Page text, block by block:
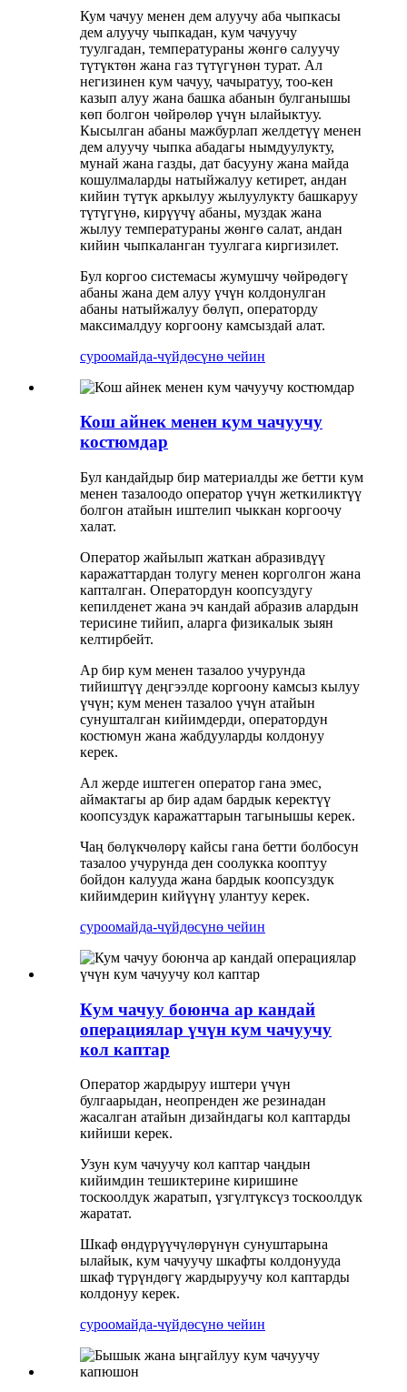
Кум чачуу менен дем алуучу аба чыпкасы
дем алуучу чыпкадан, кум чачуучу
туулгадан, температураны жөнгө салуучу
түтүктөн жана газ түтүгүнөн турат. Ал
негизинен кум чачуу, чачыратуу, тоо-кен
казып алуу жана башка абанын булганышы
көп болгон чөйрөлөр үчүн ылайыктуу.
Кысылган абаны мажбурлап желдетүү менен
дем алуучу чыпка абадагы нымдуулукту,
мунай жана газды, дат басууну жана майда
кошулмаларды натыйжалуу кетирет, андан
кийин түтүк аркылуу жылуулукту башкаруу
түтүгүнө, кирүүчү абаны, муздак жана
жылуу температураны жөнгө салат, андан
кийин чыпкаланган туулгага киргизилет.
Бул коргоо системасы жумушчу чөйрөдөгү
абаны жана дем алуу үчүн колдонулган
абаны натыйжалуу бөлүп, операторду
максималдуу коргоону камсыздай алат.
суроомайда-чүйдөсүнө чейин
Кош айнек менен кум чачуучу
костюмдар
Бул кандайдыр бир материалды же бетти кум
менен тазалоодо оператор үчүн жеткиликтүү
болгон атайын иштелип чыккан коргоочу
халат.
Оператор жайылып жаткан абразивдүү
каражаттардан толугу менен корголгон жана
капталган. Оператордун коопсуздугу
кепилденет жана эч кандай абразив алардын
терисине тийип, аларга физикалык зыян
келтирбейт.
Ар бир кум менен тазалоо учурунда
тийиштүү деңгээлде коргоону камсыз кылуу
үчүн; кум менен тазалоо үчүн атайын
сунушталган кийимдерди, оператордун
костюмун жана жабдууларды колдонуу
керек.
Ал жерде иштеген оператор гана эмес,
аймактагы ар бир адам бардык керектүү
коопсуздук каражаттарын тагынышы керек.
Чаң бөлүкчөлөрү кайсы гана бетти болбосун
тазалоо учурунда ден соолукка кооптуу
бойдон калууда жана бардык коопсуздук
кийимдерин кийүүнү улантуу керек.
суроомайда-чүйдөсүнө чейин
Кум чачуу боюнча ар кандай
операциялар үчүн кум чачуучу
кол каптар
Оператор жардыруу иштери үчүн
булгаарыдан, неопренден же резинадан
жасалган атайын дизайндагы кол каптарды
кийиши керек.
Узун кум чачуучу кол каптар чаңдын
кийимдин тешиктерине киришине
тоскоолдук жаратып, үзгүлтүксүз тоскоолдук
жаратат.
Шкаф өндүрүүчүлөрүнүн сунуштарына
ылайык, кум чачуучу шкафты колдонууда
шкаф түрүндөгү жардыруучу кол каптарды
колдонуу керек.
суроомайда-чүйдөсүнө чейин